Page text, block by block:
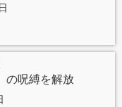
の呪縛を解放